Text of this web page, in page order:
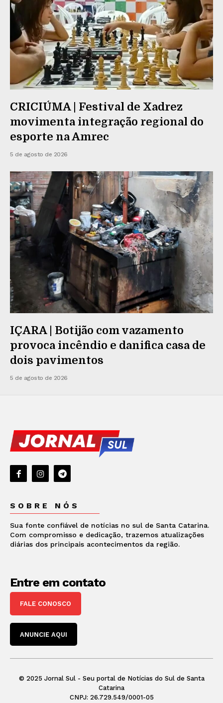
CRICIÚMA | Festival de Xadrez
movimenta integração regional do
esporte na Amrec
5 de agosto de 2026
IÇARA | Botijão com vazamento
provoca incêndio e danifica casa de
dois pavimentos
5 de agosto de 2026
SOBRE NÓS
Sua fonte confiável de notícias no sul de Santa Catarina.
Com compromisso e dedicação, trazemos atualizações
diárias dos principais acontecimentos da região.
Entre em contato
FALE CONOSCO
ANUNCIE AQUI
© 2025 Jornal Sul - Seu portal de Notícias do Sul de Santa
Catarina
CNPJ: 26.729.549/0001-05